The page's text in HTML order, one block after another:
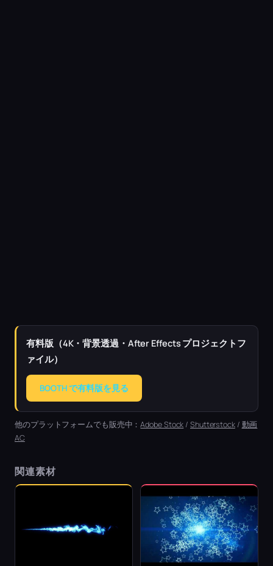
有料版（4K・背景透過・After Effects プロジェクトフ
ァイル）
BOOTH で有料版を見る
他のプラットフォームでも販売中：Adobe Stock /Shutterstock/ 動画
AC
関連素材